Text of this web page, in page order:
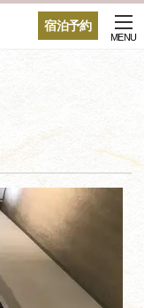
宿泊予約
MENU